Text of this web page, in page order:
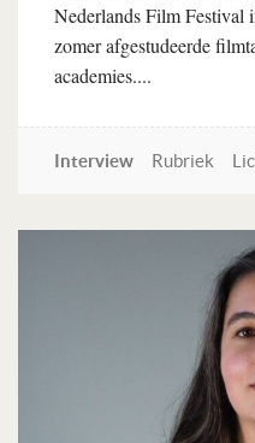
Nederlands Film Festival
zomer afgestudeerde
academies....
Interview Rubriek
Lees verder